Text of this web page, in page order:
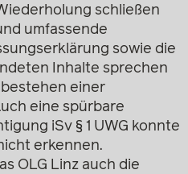
schließen
umfassende
sowie die
Inhalte sprechen
einer
eine spürbare
iSv § 1 UWG konnte
erkennen.
OLG Linz auch die